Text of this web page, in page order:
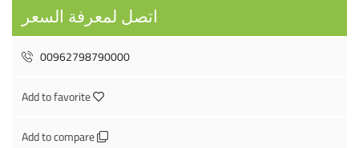
اتصل لمعرفة السعر
00962798790000
Add to favorite
Add to compare